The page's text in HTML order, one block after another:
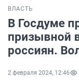
ВЛАСТЬ
В Госдуме
призывной
россиян.
2 февраля 2024, 12:46